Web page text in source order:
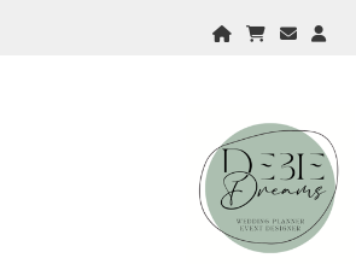
Home Mon Panier
Checkout